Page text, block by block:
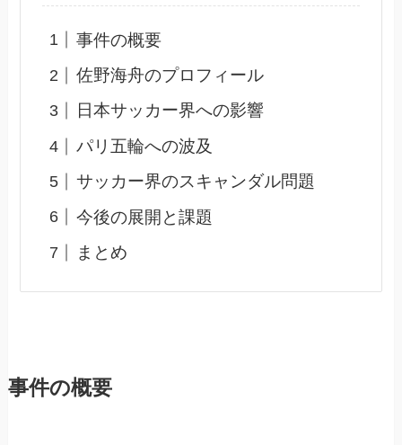
事件の概要
佐野海舟のプロフィール
日本サッカー界への影響
パリ五輪への波及
サッカー界のスキャンダル問題
今後の展開と課題
まとめ
事件の概要